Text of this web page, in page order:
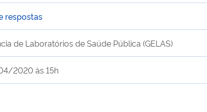
respostas
de Laboratórios de Saúde Pública (GELAS)
2020 às 15h